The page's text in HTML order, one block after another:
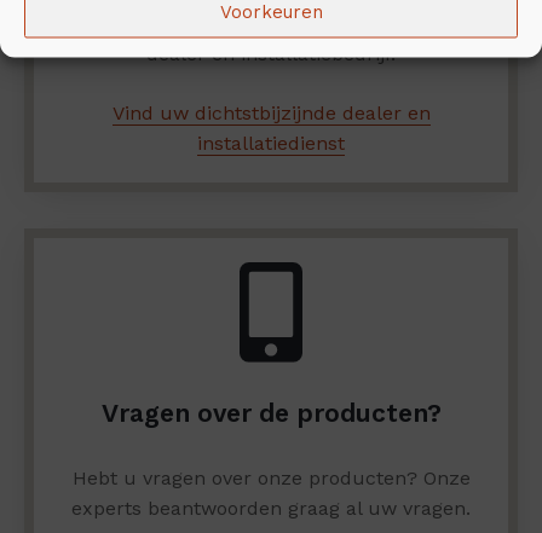
Voorkeuren
de installatie? Hier vindt u de dichtstbijzijnde
dealer en installatiebedrijf.
Vind uw dichtstbijzijnde dealer en
installatiedienst
Vragen over de producten?
Hebt u vragen over onze producten? Onze
experts beantwoorden graag al uw vragen.